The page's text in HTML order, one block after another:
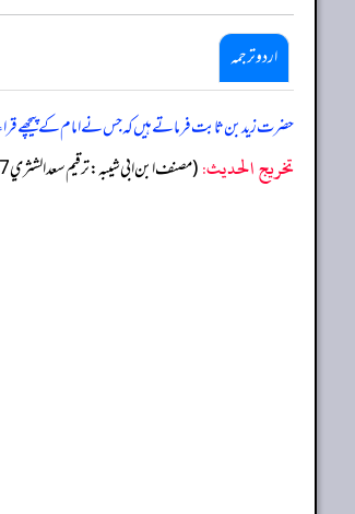
اردو ترجمہ
حضرت زید بن ثابت فرماتے ہیں کہ جس نے امام کے پیچھے
تخریج الحدیث:(مصنف ابن ابي شيبه: ترقيم سعد الشثري 3827، ترقيم محمد عوامة 3809)